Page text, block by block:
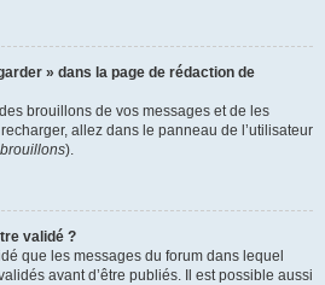
» dans la page de rédaction de
brouillons de vos messages et de les
allez dans le panneau de l’utilisateur
).
validé ?
que les messages du forum dans lequel
avant d’être publiés. Il est possible aussi